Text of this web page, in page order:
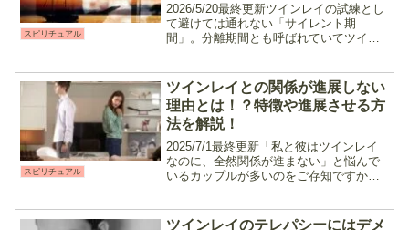
スピリチュアル
2026/5/20最終更新ツインレイの試練とし
て避けては通れない「サイレント期
間」。分離期間とも呼ばれていてツイン
日突然訪れる試練としても知られていま
す。この際、男性側...
スピリチュアル
ツインレイとの関係が進展しない
理由とは！？特徴や進展させる方
法を解説！
2025/7/1最終更新「私と彼はツインレイ
なのに、全然関係が進まない」と悩んで
いるカップルが多いのをご存知ですか？
関係は良好。でも、それ以上の仲には進
ツインレイのテレパシーにはデメ